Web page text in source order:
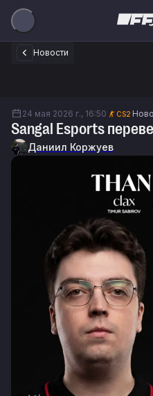
Новости
24 мая 2026 г., 16:50 CS2
Sangal Esports
Даниил Коржуев